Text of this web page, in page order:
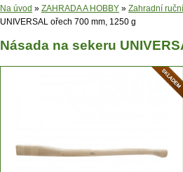
Na úvod » ZAHRADA A HOBBY » Zahradní
UNIVERSAL ořech 700 mm, 1250 g
Násada na sekeru